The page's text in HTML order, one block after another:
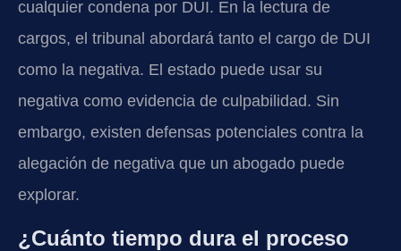
cualquier condena por DUI. En la lectura de
cargos, el tribunal abordará tanto el cargo de DUI
como la negativa. El estado puede usar su
negativa como evidencia de culpabilidad. Sin
embargo, existen defensas potenciales contra la
alegación de negativa que un abogado puede
explorar.
¿Cuánto tiempo dura el proceso